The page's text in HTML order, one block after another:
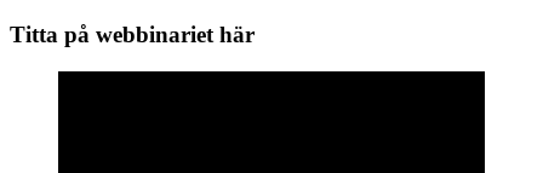
Titta på webbinariet här